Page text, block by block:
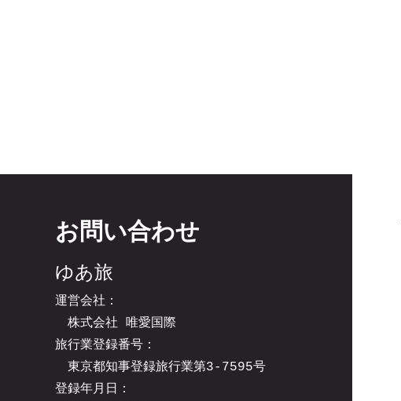
お問い合わせ
ゆあ旅
運営会社：
株式会社 唯愛国際
旅行業登録番号：
東京都知事登録旅行業第3-7595号
登録年月日：